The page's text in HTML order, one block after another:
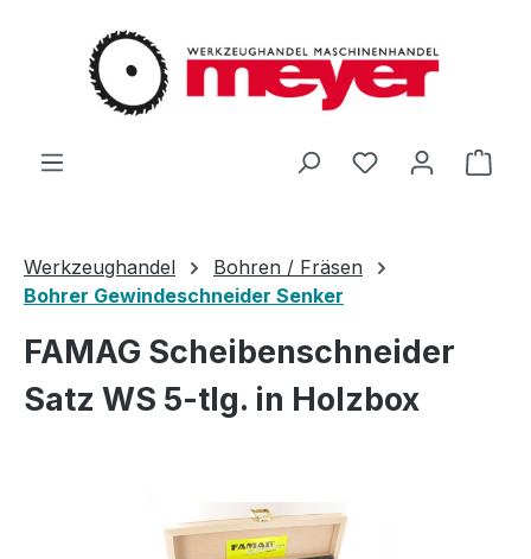
Zum Hauptinhalt springen
Du hast 0
Werkzeughandel
Bohren / Fräsen
Bohrer Gewindeschneider Senker
FAMAG Scheibenschneider
Satz WS 5-tlg. in Holzbox